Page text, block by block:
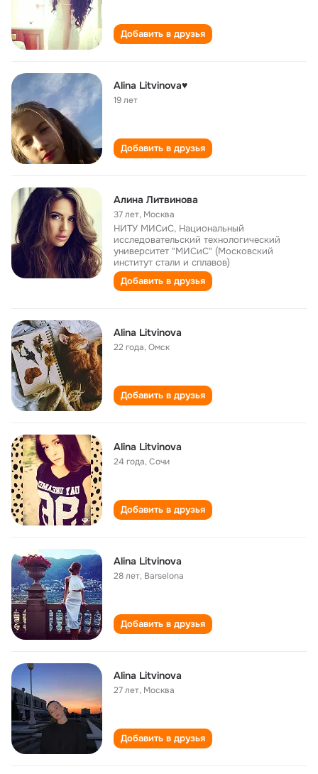
Добавить в друзья
Alina Litvinova♥
19 лет
Добавить в друзья
Алина Литвинова
37 лет, Москва
НИТУ МИСиС, Национальный
исследовательский технологический
университет "МИСиС" (Московский
институт стали и сплавов)
Добавить в друзья
Alina Litvinova
22 года,Омск
Добавить в друзья
Alina Litvinova
24 года,Сочи
Добавить в друзья
Alina Litvinova
28 лет, Barselona
Добавить в друзья
Alina Litvinova
27 лет, Москва
Добавить в друзья